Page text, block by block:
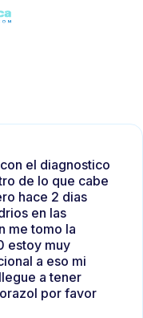
el diagnostico
de lo que cabe
hace 2 dias
en las
me tomo la
estoy muy
a eso mi
a tener
por favor